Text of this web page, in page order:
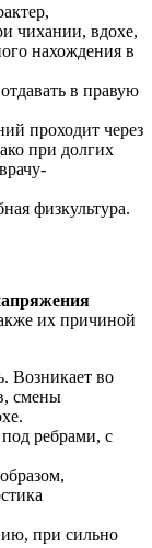
чихании, вдохе,
нахождения в
в правую
проходит через
при долгих
физкультура.
их причиной
Возникает во
смены
ребрами, с
при сильно